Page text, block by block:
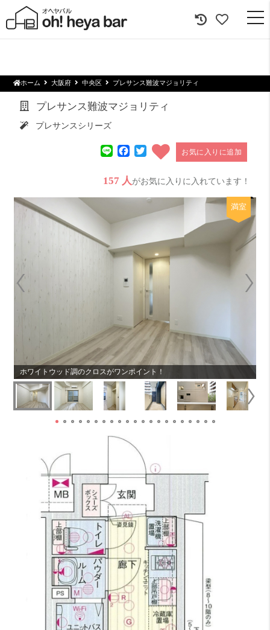
ホーム 大阪府 中央区 プレサンス難波マジョリティ
プレサンス難波マジョリティ
プレサンスシリーズ
LineFacebook
Twitterお気に入りに追加
157 人がお気に入りに入れています！
満室
ホワイトウッド調のクロスがワンポイント！